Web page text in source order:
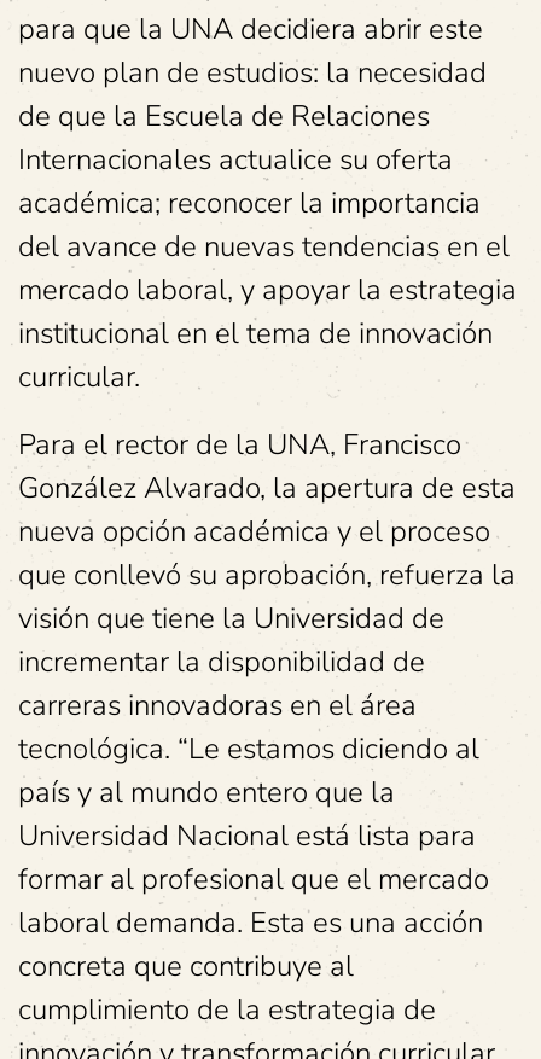
para que la UNA decidiera abrir este
nuevo plan de estudios: la necesidad
de que la Escuela de Relaciones
Internacionales actualice su oferta
académica; reconocer la importancia
del avance de nuevas tendencias en el
mercado laboral, y apoyar la estrategia
institucional en el tema de innovación
curricular.
Para el rector de la UNA, Francisco
González Alvarado, la apertura de esta
nueva opción académica y el proceso
que conllevó su aprobación, refuerza la
visión que tiene la Universidad de
incrementar la disponibilidad de
carreras innovadoras en el área
tecnológica. “Le estamos diciendo al
país y al mundo entero que la
Universidad Nacional está lista para
formar al profesional que el mercado
laboral demanda. Esta es una acción
concreta que contribuye al
cumplimiento de la estrategia de